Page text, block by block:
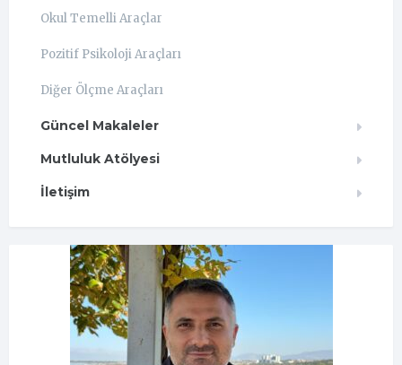
Okul Temelli Araçlar
Pozitif Psikoloji Araçları
Diğer Ölçme Araçları
Güncel Makaleler
Mutluluk Atölyesi
İletişim